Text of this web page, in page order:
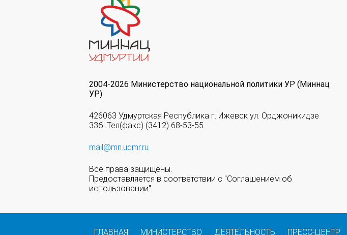
2004-2026 Министерство национальной политики УР (Миннац
УР)
426063 Удмуртская Республика г. Ижевск ул. Орджоникидзе
33б. Тел(факс) (3412) 68-53-55
mail@mn.udmr.ru
Все права защищены.
Предоставляется в соответствии с "Соглашением об
использовании".
ГЛАВНАЯ МИНИСТЕРСТВО ДЕЯТЕЛЬНОСТЬ ПРЕСС-ЦЕНТР